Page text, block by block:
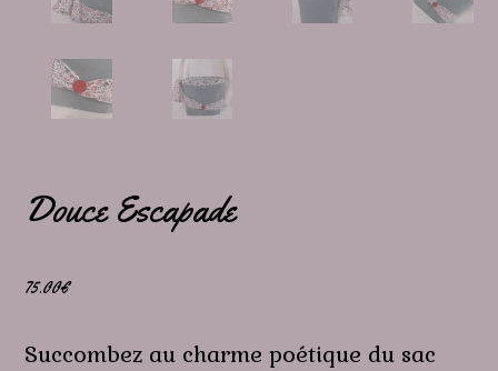
Douce Escapade
75.00€
Succombez au charme poétique du sac